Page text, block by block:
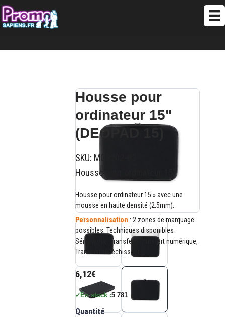
Housse pour
ordinateur 15"
(DEOPAD 15)
SKU: MO9202-03
Housse pour ordinateur 15"
Housse pour ordinateur 15 » avec une
mousse en haute densité (2,5mm).
Personnalisation: 2 zones de marquage
possibles. Techniques disponibles :
Sérigraphie, Transfert, Transfert numérique,
Transfert réfléchissant.
6,12€
✓ En stock :5 781
Quantité